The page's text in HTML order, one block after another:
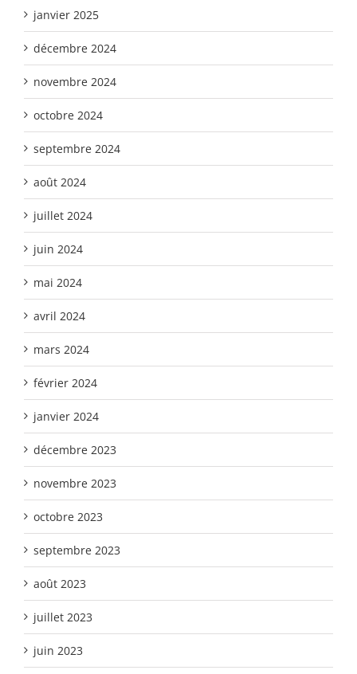
janvier 2025
décembre 2024
novembre 2024
octobre 2024
septembre 2024
août 2024
juillet 2024
juin 2024
mai 2024
avril 2024
mars 2024
février 2024
janvier 2024
décembre 2023
novembre 2023
octobre 2023
septembre 2023
août 2023
juillet 2023
juin 2023